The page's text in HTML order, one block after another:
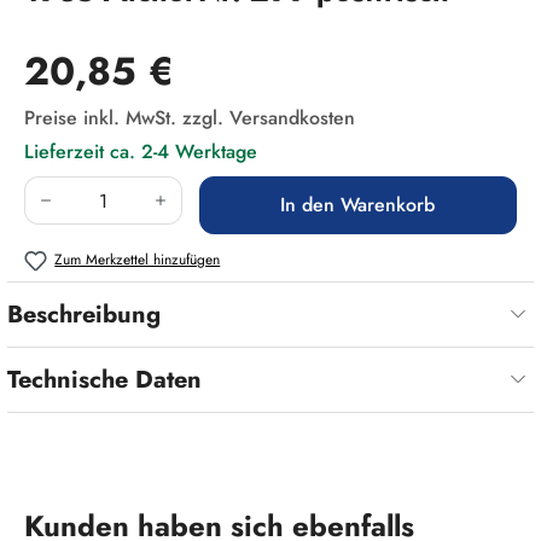
Regulärer Preis:
20,85 €
Preise inkl. MwSt. zzgl. Versandkosten
Lieferzeit ca. 2-4 Werktage
Produkt Anzahl: Gib den gewünschten Wert
In den Warenkorb
Zum Merkzettel hinzufügen
Beschreibung
Technische Daten
Produktgalerie überspringen
Kunden haben sich ebenfalls